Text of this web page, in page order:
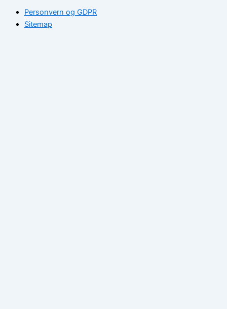
Personvern og GDPR
Sitemap